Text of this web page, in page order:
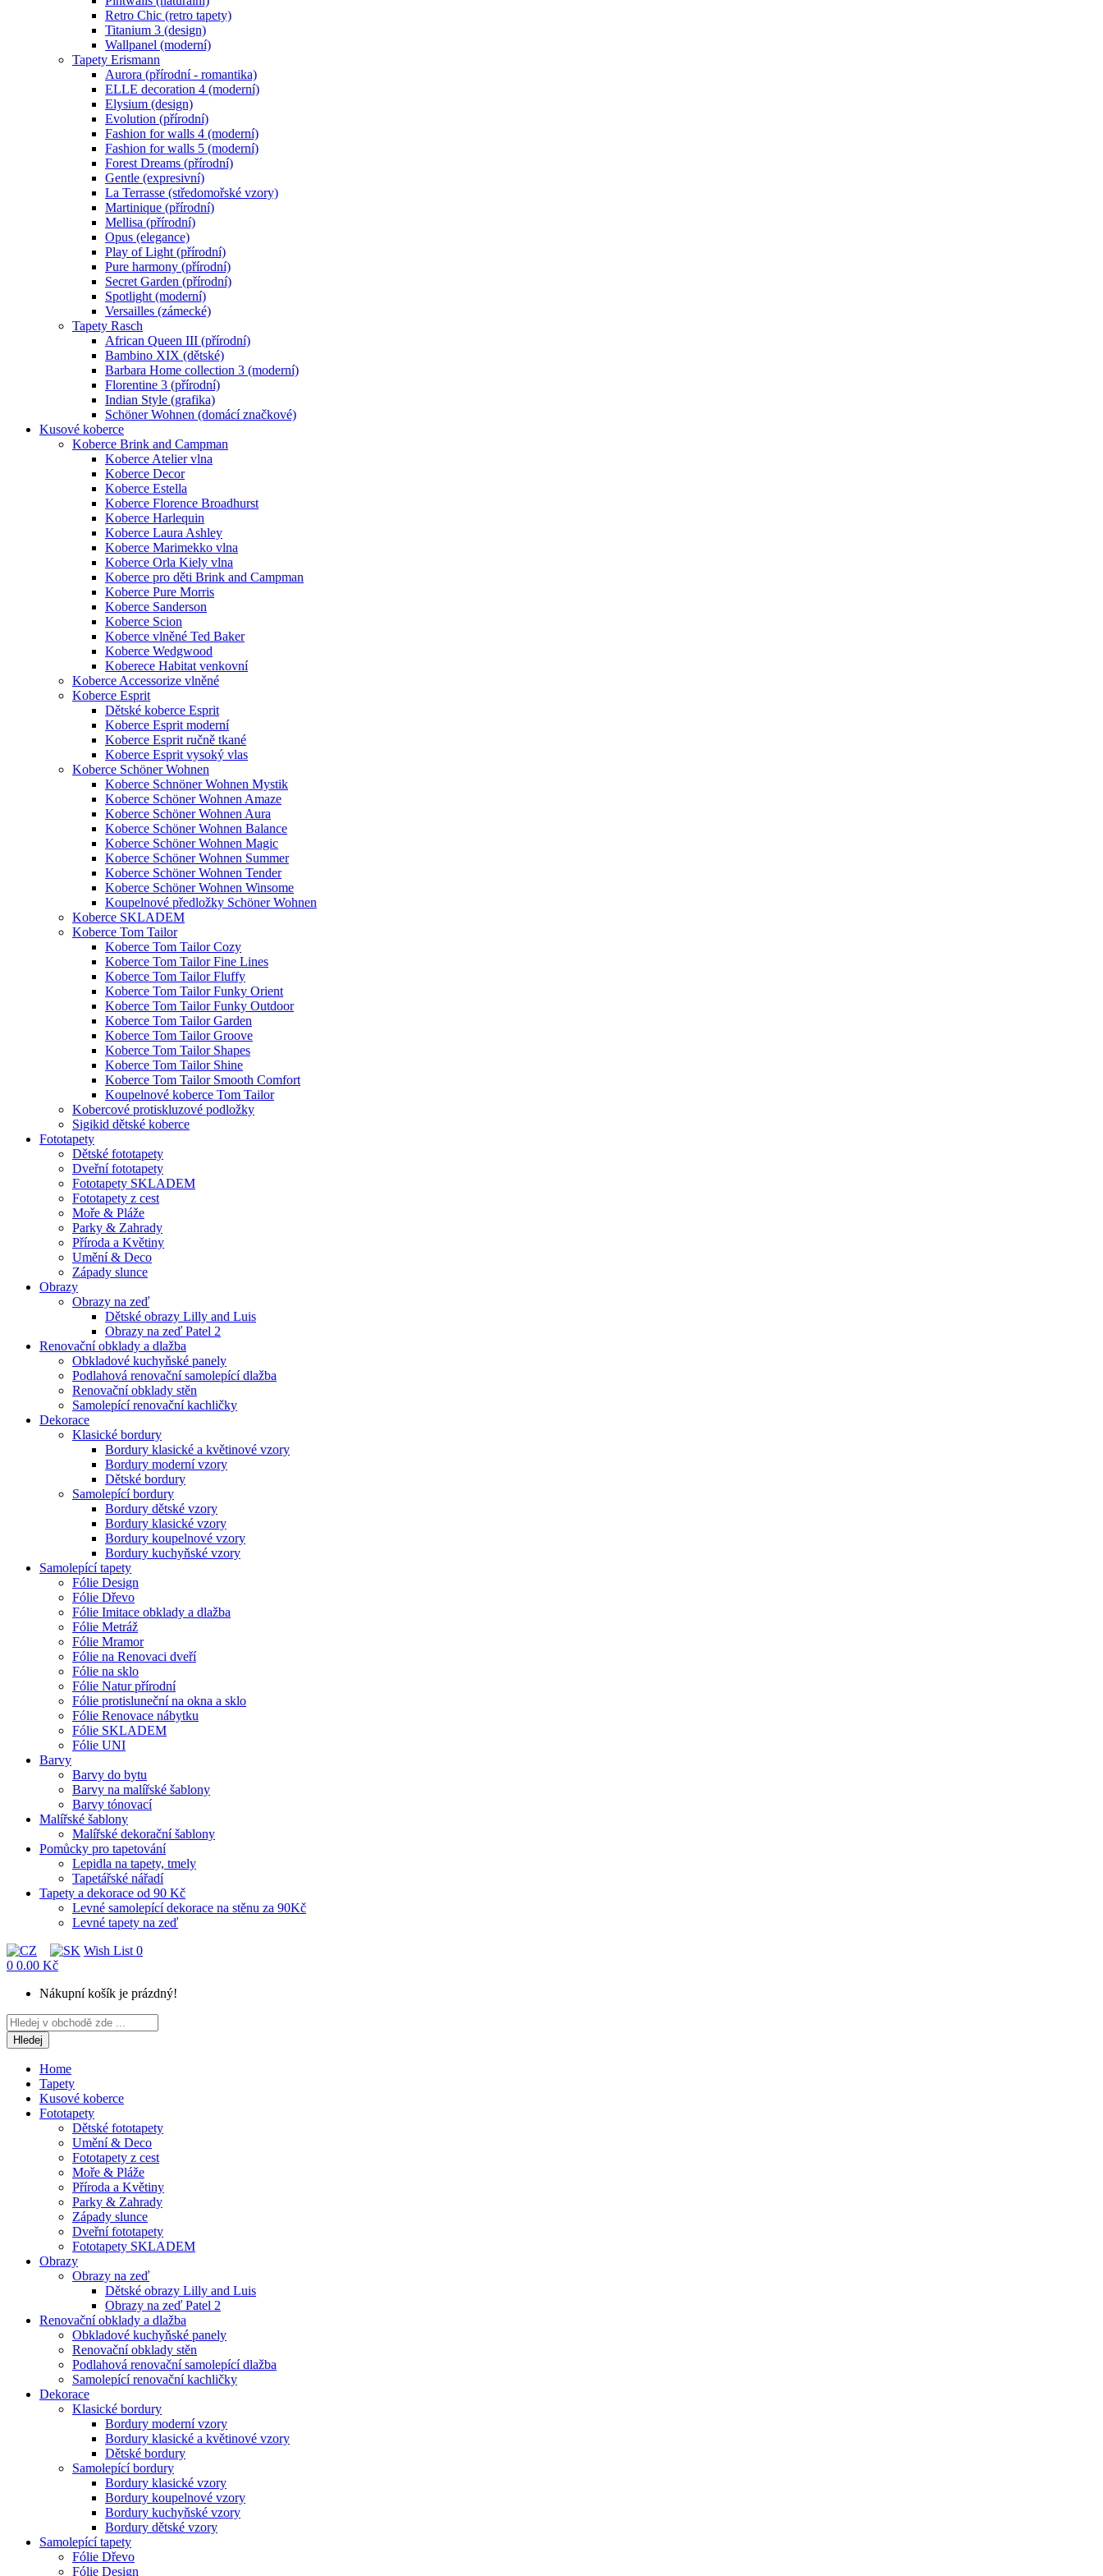
Retro Chic (retro tapety)
Titanium 3 (design)
Wallpanel (moderní)
Tapety Erismann
Aurora (přírodní - romantika)
ELLE decoration 4 (moderní)
Elysium (design)
Evolution (přírodní)
Fashion for walls 4 (moderní)
Fashion for walls 5 (moderní)
Forest Dreams (přírodní)
Gentle (expresivní)
La Terrasse (středomořské vzory)
Martinique (přírodní)
Mellisa (přírodní)
Opus (elegance)
Play of Light (přírodní)
Pure harmony (přírodní)
Secret Garden (přírodní)
Spotlight (moderní)
Versailles (zámecké)
Tapety Rasch
African Queen III (přírodní)
Bambino XIX (dětské)
Barbara Home collection 3 (moderní)
Florentine 3 (přírodní)
Indian Style (grafika)
Schöner Wohnen (domácí značkové)
Kusové koberce
Koberce Brink and Campman
Koberce Atelier vlna
Koberce Decor
Koberce Estella
Koberce Florence Broadhurst
Koberce Harlequin
Koberce Laura Ashley
Koberce Marimekko vlna
Koberce Orla Kiely vlna
Koberce pro děti Brink and Campman
Koberce Pure Morris
Koberce Sanderson
Koberce Scion
Koberce vlněné Ted Baker
Koberce Wedgwood
Koberece Habitat venkovní
Koberce Accessorize vlněné
Koberce Esprit
Dětské koberce Esprit
Koberce Esprit moderní
Koberce Esprit ručně tkané
Koberce Esprit vysoký vlas
Koberce Schöner Wohnen
Koberce Schnöner Wohnen Mystik
Koberce Schöner Wohnen Amaze
Koberce Schöner Wohnen Aura
Koberce Schöner Wohnen Balance
Koberce Schöner Wohnen Magic
Koberce Schöner Wohnen Summer
Koberce Schöner Wohnen Tender
Koberce Schöner Wohnen Winsome
Koupelnové předložky Schöner Wohnen
Koberce SKLADEM
Koberce Tom Tailor
Koberce Tom Tailor Cozy
Koberce Tom Tailor Fine Lines
Koberce Tom Tailor Fluffy
Koberce Tom Tailor Funky Orient
Koberce Tom Tailor Funky Outdoor
Koberce Tom Tailor Garden
Koberce Tom Tailor Groove
Koberce Tom Tailor Shapes
Koberce Tom Tailor Shine
Koberce Tom Tailor Smooth Comfort
Koupelnové koberce Tom Tailor
Kobercové protiskluzové podložky
Sigikid dětské koberce
Fototapety
Dětské fototapety
Dveřní fototapety
Fototapety SKLADEM
Fototapety z cest
Moře & Pláže
Parky & Zahrady
Příroda a Květiny
Umění & Deco
Západy slunce
Obrazy
Obrazy na zeď
Dětské obrazy Lilly and Luis
Obrazy na zeď Patel 2
Renovační obklady a dlažba
Obkladové kuchyňské panely
Podlahová renovační samolepící dlažba
Renovační obklady stěn
Samolepící renovační kachličky
Dekorace
Klasické bordury
Bordury klasické a květinové vzory
Bordury moderní vzory
Dětské bordury
Samolepící bordury
Bordury dětské vzory
Bordury klasické vzory
Bordury koupelnové vzory
Bordury kuchyňské vzory
Samolepící tapety
Fólie Design
Fólie Dřevo
Fólie Imitace obklady a dlažba
Fólie Metráž
Fólie Mramor
Fólie na Renovaci dveří
Fólie na sklo
Fólie Natur přírodní
Fólie protisluneční na okna a sklo
Fólie Renovace nábytku
Fólie SKLADEM
Fólie UNI
Barvy
Barvy do bytu
Barvy na malířské šablony
Barvy tónovací
Malířské šablony
Malířské dekorační šablony
Pomůcky pro tapetování
Lepidla na tapety, tmely
Tapetářské nářadí
Tapety a dekorace od 90 Kč
Levné samolepící dekorace na stěnu za 90Kč
Levné tapety na zeď
Wish List 0
0 0.00 Kč
Nákupní košík je prázdný!
Hledej
Home
Tapety
Kusové koberce
Fototapety
Dětské fototapety
Umění & Deco
Fototapety z cest
Moře & Pláže
Příroda a Květiny
Parky & Zahrady
Západy slunce
Dveřní fototapety
Fototapety SKLADEM
Obrazy
Obrazy na zeď
Dětské obrazy Lilly and Luis
Obrazy na zeď Patel 2
Renovační obklady a dlažba
Obkladové kuchyňské panely
Renovační obklady stěn
Podlahová renovační samolepící dlažba
Samolepící renovační kachličky
Dekorace
Klasické bordury
Bordury moderní vzory
Bordury klasické a květinové vzory
Dětské bordury
Samolepící bordury
Bordury klasické vzory
Bordury koupelnové vzory
Bordury kuchyňské vzory
Bordury dětské vzory
Samolepící tapety
Fólie Dřevo
Fólie Design